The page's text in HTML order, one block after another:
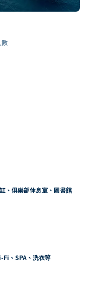
數
、俱樂部休息室、圖書館
Fi、SPA、洗衣等